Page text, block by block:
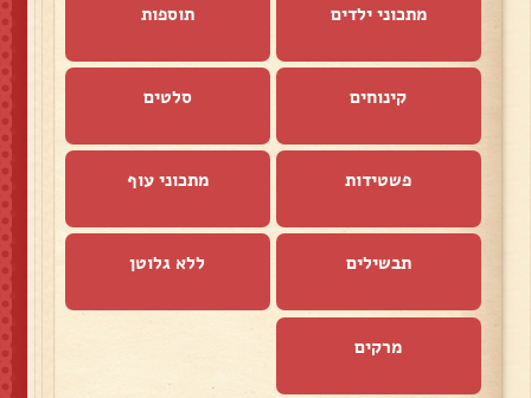
מתכוני ילדים תוספות
קינוחים סלטים
פשטידות מתכוני עוף
תבשילים ללא גלוטן
מרקים